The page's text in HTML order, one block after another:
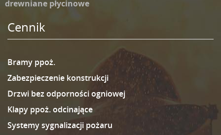
drewniane płycinowe
Cennik
Bramy ppoż.
Zabezpieczenie konstrukcji
Drzwi bez odporności ogniowej
Klapy ppoż. odcinające
Systemy sygnalizacji pożaru